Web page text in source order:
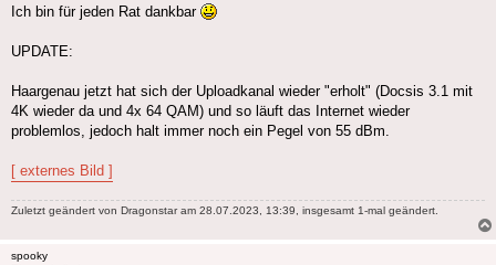
Ich bin für jeden Rat dankbar
UPDATE:
Haargenau jetzt hat sich der Uploadkanal wieder "erholt" (Docsis 3.1 mit
4K wieder da und 4x 64 QAM) und so läuft das Internet wieder
problemlos, jedoch halt immer noch ein Pegel von 55 dBm.
[ externes Bild ]
Zuletzt geändert von Dragonstaram 28.07.2023, 13:39, insgesamt 1-mal geändert.
spooky